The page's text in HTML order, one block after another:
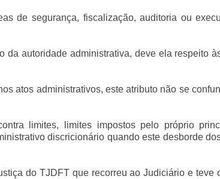
de segurança, fiscalização, auditoria ou
da autoridade administrativa, deve ela respeito
atos administrativos, este atributo não se
limites, limites impostos pelo próprio
discricionário quando este desborde
do TJDFT que recorreu ao Judiciário e teve